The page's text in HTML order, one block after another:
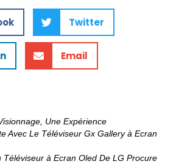
Twitter
Email
Une Expérience
Avec Le Téléviseur Gx Gallery à Ecran
Téléviseur à Ecran Oled De LG Procure